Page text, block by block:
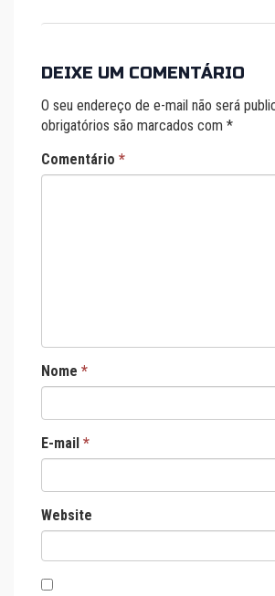
DEIXE UM COMENTÁRIO
O seu endereço de e-mail não será
obrigatórios são marcados com *
Comentário *
Nome *
E-mail *
Website